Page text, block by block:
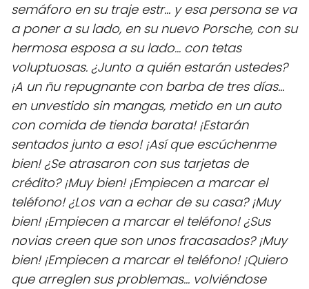
semáforo en su traje estr... y esa persona se va
a poner a su lado, en su nuevo Porsche, con su
hermosa esposa a su lado... con tetas
voluptuosas. ¿Junto a quién estarán ustedes?
¡A un ñu repugnante con barba de tres días...
en unvestido sin mangas, metido en un auto
con comida de tienda barata! ¡Estarán
sentados junto a eso! ¡Así que escúchenme
bien! ¿Se atrasaron con sus tarjetas de
crédito? ¡Muy bien! ¡Empiecen a marcar el
teléfono! ¿Los van a echar de su casa? ¡Muy
bien! ¡Empiecen a marcar el teléfono! ¿Sus
novias creen que son unos fracasados? ¡Muy
bien! ¡Empiecen a marcar el teléfono! ¡Quiero
que arreglen sus problemas... volviéndose